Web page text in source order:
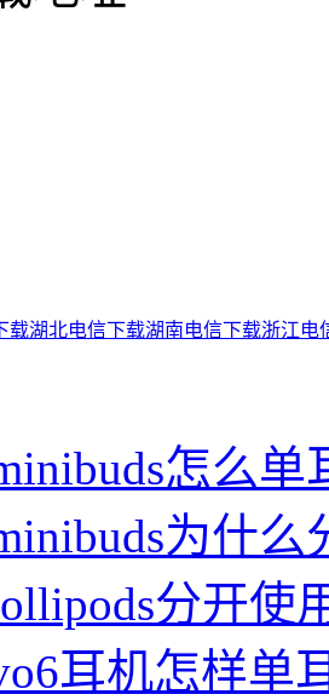
载湖北电信下载湖南电信下载浙江电
怎么单
为什么
分开使
耳机怎样单